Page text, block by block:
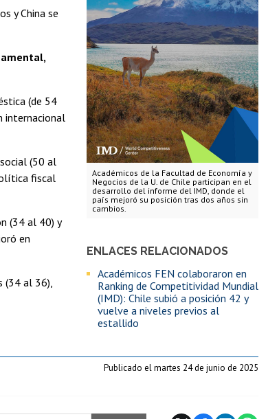
Académicos de la Facultad de Economía y
Negocios de la U. de Chile participan en el
desarrollo del informe del IMD, donde el
país mejoró su posición tras dos años sin
cambios.
ENLACES RELACIONADOS
Académicos FEN colaboraron en
Ranking de Competitividad Mundial
(IMD): Chile subió a posición 42 y
vuelve a niveles previos al
estallido
y China se
(de 54
internacional
(50 al
fiscal
(34 al 40) y
en
(34 al 36),
Publicado el martes 24 de junio de 2025